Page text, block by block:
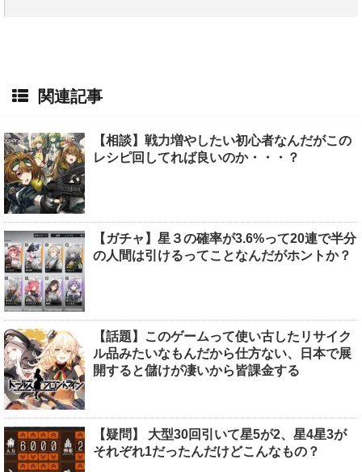
関連記事
【相談】戦力増やしたい初心者なんだがこの
レシピ回してれば良いのか・・・？
【ガチャ】星３の確率が3.6%って20連で半分
の人間は引けるってことなんだがホントか？
【話題】このゲームって使い古したリサイク
ル品みたいなもんだから仕方ない、日本で展
開すると儲けが凄いから皆課金する
【疑問】 大型30回引いて星5が2、星4星3が
それぞれ1だったんだけどこんなもの？